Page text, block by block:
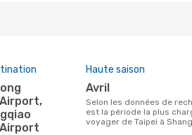
Haute saison
avril
Selon les données de recherche, avril
est la période la plus
voyager de Taipei à